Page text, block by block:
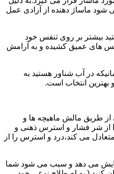
شود ماساژ دهنده از آزادی عمل
بیشتر بر روی تنفس خود
های عمیق کشیده و به آرامش
در آب شناور هستید به
بهترین انتخاب است.
طریق مالش ماهیچه ها و
از شر فشار و استرس ذهنی و
می کند،درد و استرس را از
می دهد و سبب می شود شما